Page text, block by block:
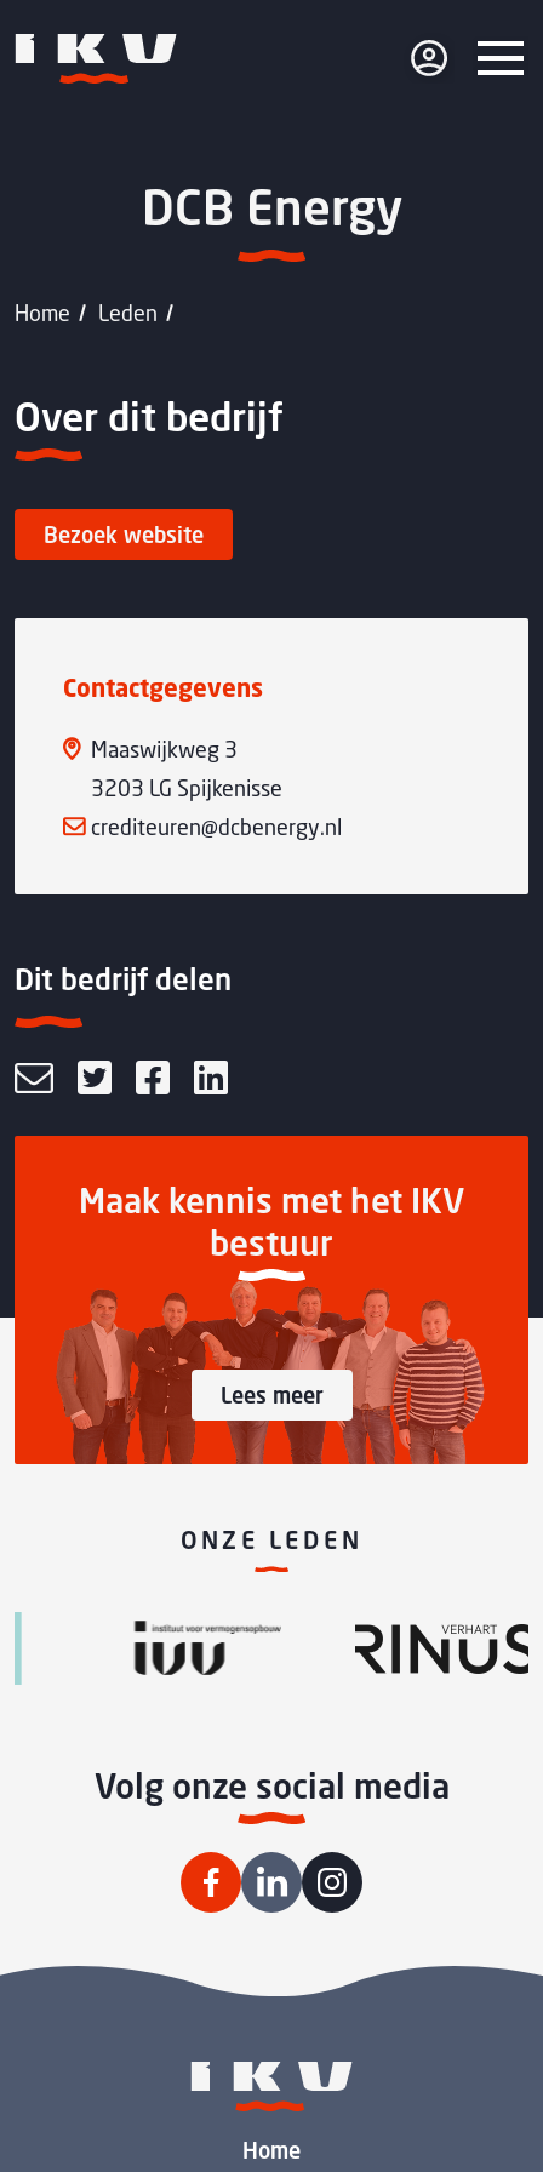
DCB Energy
Home Leden
Over dit bedrijf
Bezoek website
Contactgegevens
Maaswijkweg 3
3203 LG Spijkenisse
crediteuren@dcbenergy.nl
Dit bedrijf delen
Maak kennis met het IKV
bestuur
Lees meer
ONZE LEDEN
Volg onze social media
Home